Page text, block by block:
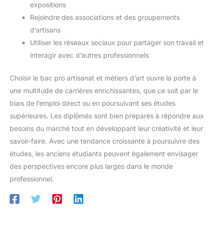
expositions
Rejoindre des associations et des groupements
d’artisans
Utiliser les réseaux sociaux pour partager son travail et
interagir avec d’autres professionnels
Choisir le bac pro artisanat et métiers d’art ouvre la porte à
une multitude de carrières enrichissantes, que ce soit par le
biais de l’emploi direct ou en poursuivant ses études
supérieures. Les diplômés sont bien préparés à répondre aux
besoins du marché tout en développant leur créativité et leur
savoir-faire. Avec une tendance croissante à poursuivre des
études, les anciens étudiants peuvent également envisager
des perspectives encore plus larges dans le monde
professionnel.